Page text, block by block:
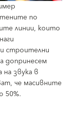
по
линии, които
строителни
допринесем
звука в
че масивните
50%.